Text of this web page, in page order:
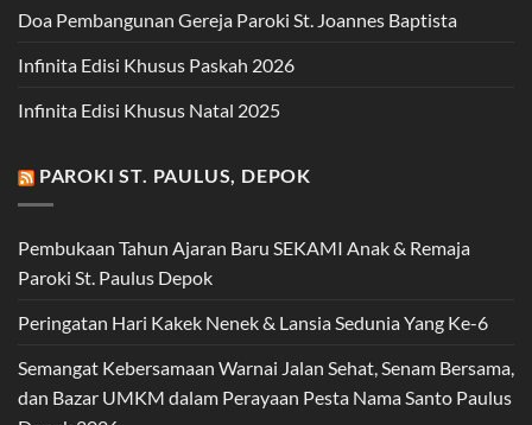
Doa Pembangunan Gereja Paroki St. Joannes Baptista
Infinita Edisi Khusus Paskah 2026
Infinita Edisi Khusus Natal 2025
PAROKI ST. PAULUS, DEPOK
Pembukaan Tahun Ajaran Baru SEKAMI Anak & Remaja
Paroki St. Paulus Depok
Peringatan Hari Kakek Nenek & Lansia Sedunia Yang Ke-6
Semangat Kebersamaan Warnai Jalan Sehat, Senam Bersama,
dan Bazar UMKM dalam Perayaan Pesta Nama Santo Paulus